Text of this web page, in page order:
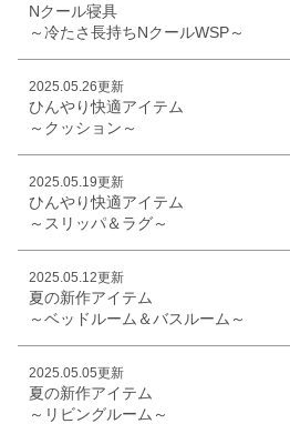
Nクール寝具
～冷たさ長持ちNクールWSP～
2025.05.26更新
ひんやり快適アイテム
～クッション～
2025.05.19更新
ひんやり快適アイテム
～スリッパ＆ラグ～
2025.05.12更新
夏の新作アイテム
～ベッドルーム＆バスルーム～
2025.05.05更新
夏の新作アイテム
～リビングルーム～